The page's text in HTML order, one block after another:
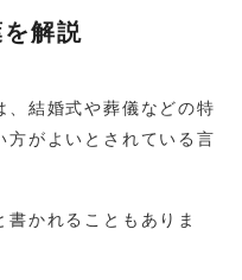
解説
、結婚式や葬儀などの特
方がよいとされている言
書かれることもありま